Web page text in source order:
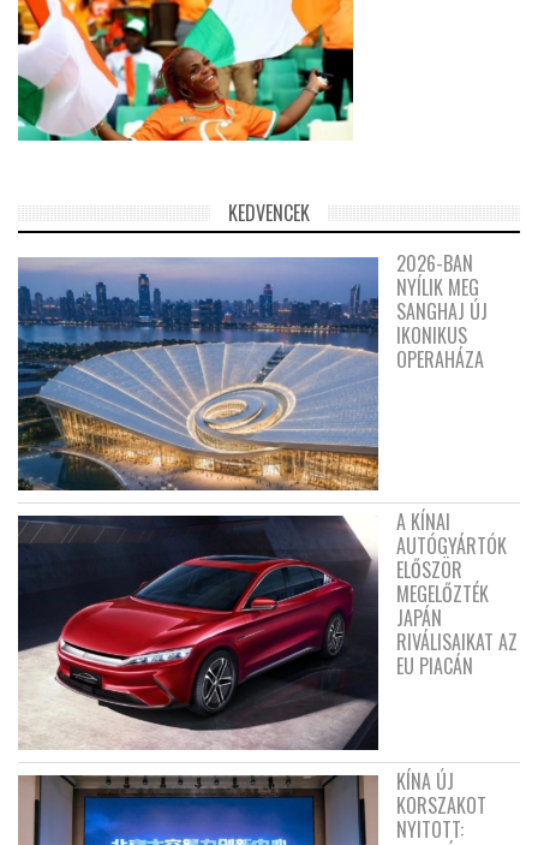
KEDVENCEK
2026-BAN
NYÍLIK MEG
SANGHAJ ÚJ
IKONIKUS
OPERAHÁZA
A KÍNAI
AUTÓGYÁRTÓK
ELŐSZÖR
MEGELŐZTÉK
JAPÁN
RIVÁLISAIKAT AZ
EU PIACÁN
KÍNA ÚJ
KORSZAKOT
NYITOTT: